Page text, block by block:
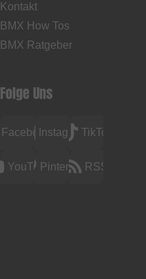
Kontakt
BMX How Tos
BMX Ratgeber
Folge Uns
FacebookInstagramTikTok
YouTubePinterest RSS